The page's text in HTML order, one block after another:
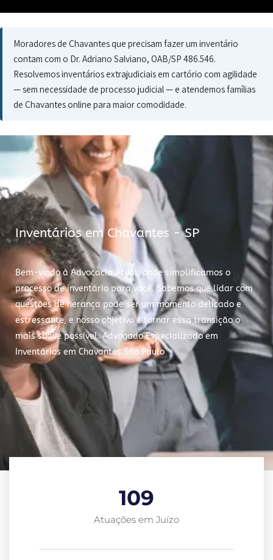
Moradores de Chavantes que precisam fazer um inventário
contam com o Dr. Adriano Salviano, OAB/SP 486.546.
Resolvemos inventários extrajudiciais em cartório com agilidade
— sem necessidade de processo judicial — e atendemos famílias
de Chavantes online para maior comodidade.
Inventários em Chavantes - SP
Bem-vindo à Advocacia Atual, onde simplificamos o
processo de inventário para você. Sabemos que lidar com
questões de herança pode ser um momento delicado e
estressante, e nosso objetivo é tornar essa transição o
mais suave possível. Advogado Especializado em
Inventários em Chavantes São Paulo
Atuações em Juízo
109